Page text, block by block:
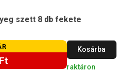
szett 8 db fekete
Kosárba
raktáron